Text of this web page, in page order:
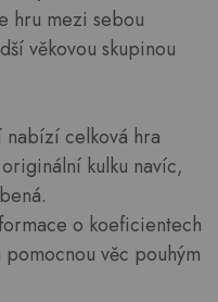
hru mezi sebou
věkovou skupinou
nabízí celková hra
kulku navíc,
o koeficientech
věc pouhým